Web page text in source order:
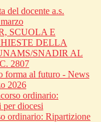
del docente a.s.
SCUOLA E
DELLA
SNADIR AL
2807
forma al futuro - News
2026
ordinario:
diocesi
ordinario: Ripartizione